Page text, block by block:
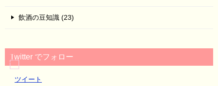
飲酒の豆知識 (23)
Twitter でフォロー
ツイート